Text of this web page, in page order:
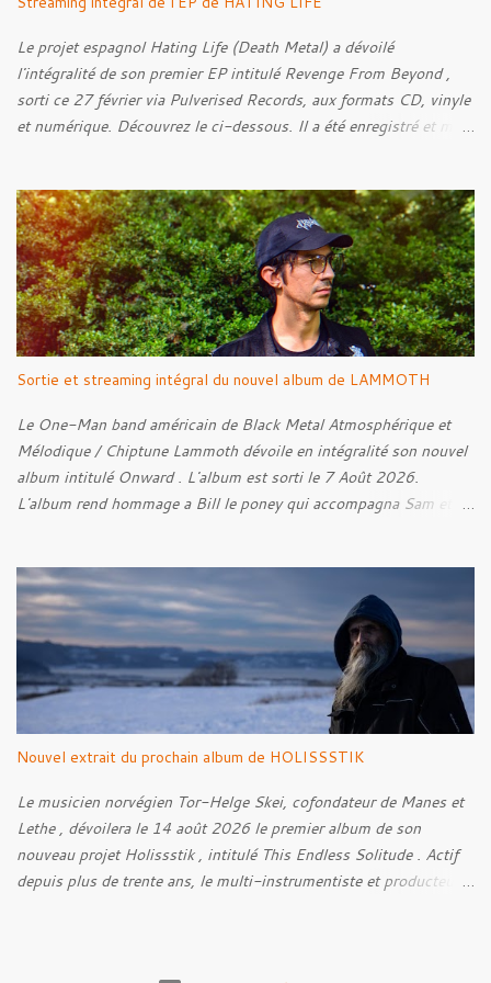
Le projet espagnol Hating Life (Death Metal) a dévoilé
l'intégralité de son premier EP intitulé Revenge From Beyond ,
sorti ce 27 février via Pulverised Records, aux formats CD, vinyle
et numérique. Découvrez le ci-dessous. Il a été enregistré et mixé
Rebellion Against The Vile 05. Revenge From Beyond 06. The
Sense Of Fear
Sortie et streaming intégral du nouvel album de LAMMOTH
Le One-Man band américain de Black Metal Atmosphérique et
Mélodique / Chiptune Lammoth dévoile en intégralité son nouvel
album intitulé Onward . L'album est sorti le 7 Août 2026.
L'album rend hommage a Bill le poney qui accompagna Sam et
Half-Starved Pony 02. To Be Free (Bill) 03. A Gardener - 04:05
04. Farewell, Good Beast of Burden 05. A Fox Passing Through
the Woods on Business of Their Own 06. The Road to Bree 07.
We Were Born to Suffer 08. Horsethieving 09. A Final Parting
Onward de Lammoth
Nouvel extrait du prochain album de HOLISSSTIK
Le musicien norvégien Tor-Helge Skei, cofondateur de Manes et
Lethe , dévoilera le 14 août 2026 le premier album de son
nouveau projet Holissstik , intitulé This Endless Solitude . Actif
depuis plus de trente ans, le multi-instrumentiste et producteur